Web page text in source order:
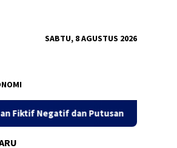
SABTU, 8 AGUSTUS 2026
Putusan PK 155 Sidang